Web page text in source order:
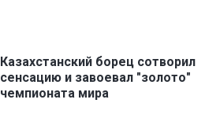
Казахстанский борец сотворил
сенсацию и завоевал "золото"
чемпионата мира